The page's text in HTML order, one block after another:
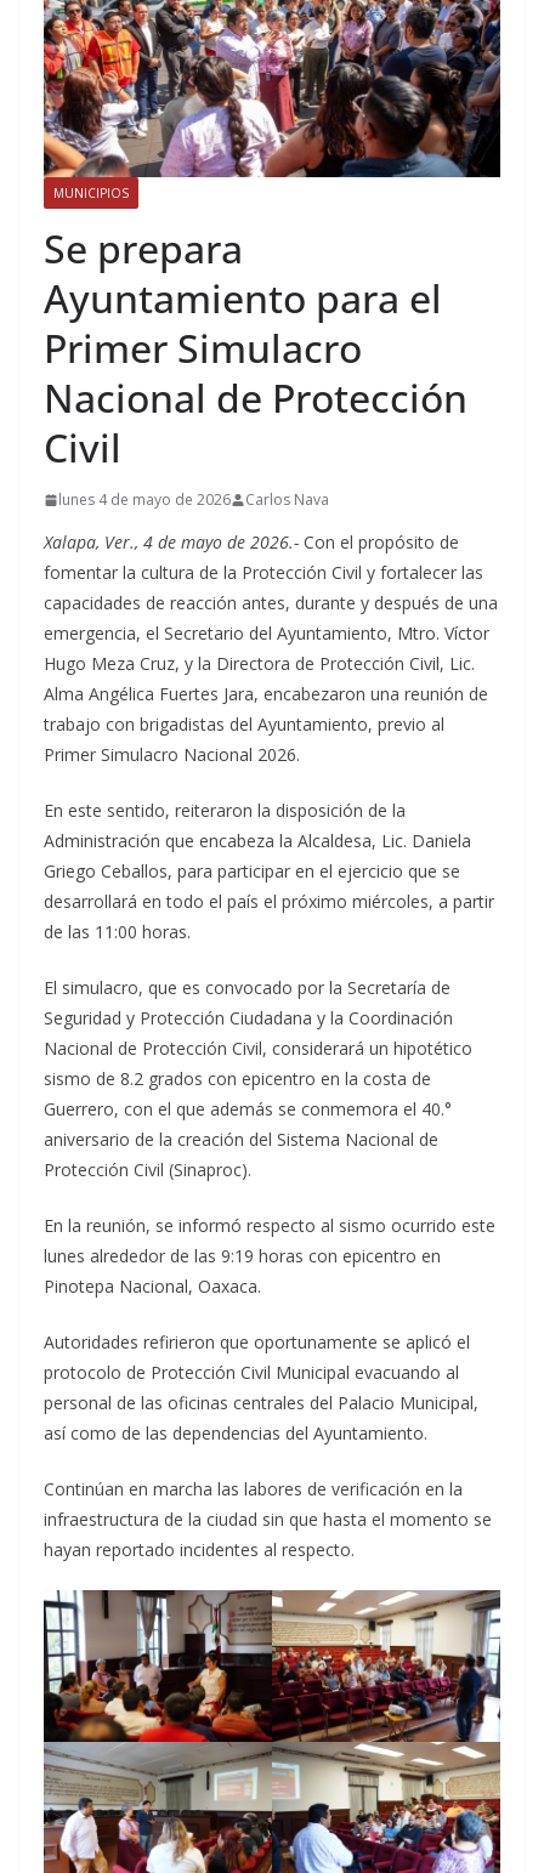
MUNICIPIOS
Se prepara
Ayuntamiento para el
Primer Simulacro
Nacional de Protección
Civil
lunes 4 de mayo de 2026 Carlos Nava
Xalapa, Ver., 4 de mayo de 2026.- Con el propósito de
fomentar la cultura de la Protección Civil y fortalecer las
capacidades de reacción antes, durante y después de una
emergencia, el Secretario del Ayuntamiento, Mtro. Víctor
Hugo Meza Cruz, y la Directora de Protección Civil, Lic.
Alma Angélica Fuertes Jara, encabezaron una reunión de
trabajo con brigadistas del Ayuntamiento, previo al
Primer Simulacro Nacional 2026.
En este sentido, reiteraron la disposición de la
Administración que encabeza la Alcaldesa, Lic. Daniela
Griego Ceballos, para participar en el ejercicio que se
desarrollará en todo el país el próximo miércoles, a partir
de las 11:00 horas.
El simulacro, que es convocado por la Secretaría de
Seguridad y Protección Ciudadana y la Coordinación
Nacional de Protección Civil, considerará un hipotético
sismo de 8.2 grados con epicentro en la costa de
Guerrero, con el que además se conmemora el 40.°
aniversario de la creación del Sistema Nacional de
Protección Civil (Sinaproc).
En la reunión, se informó respecto al sismo ocurrido este
lunes alrededor de las 9:19 horas con epicentro en
Pinotepa Nacional, Oaxaca.
Autoridades refirieron que oportunamente se aplicó el
protocolo de Protección Civil Municipal evacuando al
personal de las oficinas centrales del Palacio Municipal,
así como de las dependencias del Ayuntamiento.
Continúan en marcha las labores de verificación en la
infraestructura de la ciudad sin que hasta el momento se
hayan reportado incidentes al respecto.